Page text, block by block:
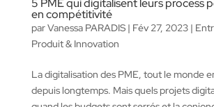
5 PME qui digitalisent leurs process
en compétitivité
parVanessa PARADIS| Fév 27, 2023|
Produit & Innovation
La digitalisation des PME, tout le monde
depuis longtemps. Mais quels projets